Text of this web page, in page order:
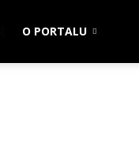
O PORTALU